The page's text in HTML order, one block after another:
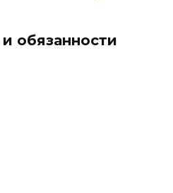
обязанности